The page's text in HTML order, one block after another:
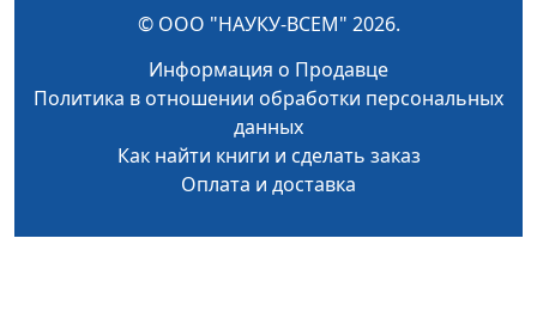
© ООО "НАУКУ-ВСЕМ" 2026.
Информация о Продавце
Политика в отношении обработки персональных
данных
Как найти книги и сделать заказ
Оплата и доставка